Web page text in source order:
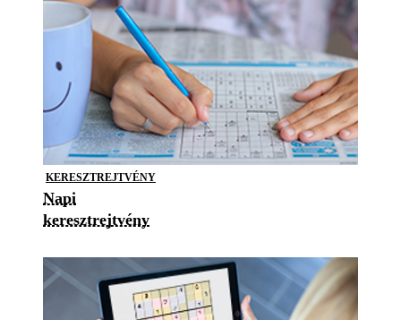
KERESZTREJTVÉNY
Napi
keresztrejtvény